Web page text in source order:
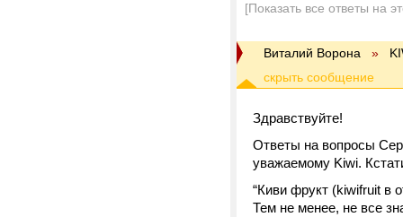
[Показать все ответы на
Виталий Ворона »
Здравствуйте!
Ответы на вопросы
уважаемому Kiwi.
“Киви фрукт (kiwifruit в
Тем не менее, не все